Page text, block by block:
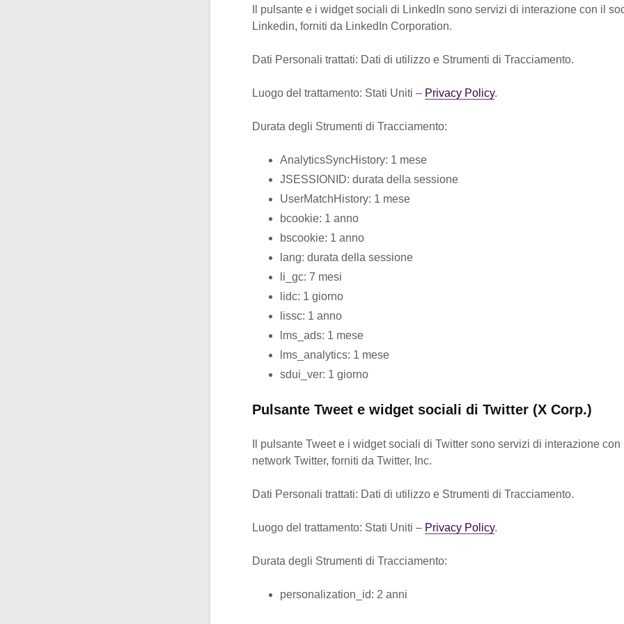
Il pulsante e i widget sociali di LinkedIn sono servizi di interazione con il
Linkedin, forniti da LinkedIn Corporation.
Dati Personali trattati: Dati di utilizzo e Strumenti di Tracciamento.
Luogo del trattamento: Stati Uniti – Privacy Policy.
Durata degli Strumenti di Tracciamento:
AnalyticsSyncHistory: 1 mese
JSESSIONID: durata della sessione
UserMatchHistory: 1 mese
bcookie: 1 anno
bscookie: 1 anno
lang: durata della sessione
li_gc: 7 mesi
lidc: 1 giorno
lissc: 1 anno
lms_ads: 1 mese
lms_analytics: 1 mese
sdui_ver: 1 giorno
Pulsante Tweet e widget sociali di Twitter (X Corp.)
Il pulsante Tweet e i widget sociali di Twitter sono servizi di interazione con
network Twitter, forniti da Twitter, Inc.
Dati Personali trattati: Dati di utilizzo e Strumenti di Tracciamento.
Luogo del trattamento: Stati Uniti – Privacy Policy.
Durata degli Strumenti di Tracciamento:
personalization_id: 2 anni